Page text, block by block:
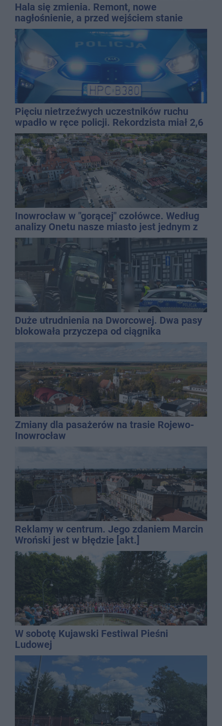
Hala się zmienia. Remont, nowe
nagłośnienie, a przed wejściem stanie
QEMETICA ARENA
Pięciu nietrzeźwych uczestników ruchu
wpadło w ręce policji. Rekordzista miał 2,6
promila
Inowrocław w "gorącej" czołówce. Według
analizy Onetu nasze miasto jest jednym z
najbardziej narażonych na upały
Duże utrudnienia na Dworcowej. Dwa pasy
blokowała przyczepa od ciągnika
Zmiany dla pasażerów na trasie Rojewo-
Inowrocław
Reklamy w centrum. Jego zdaniem Marcin
Wroński jest w błędzie [akt.]
W sobotę Kujawski Festiwal Pieśni
Ludowej